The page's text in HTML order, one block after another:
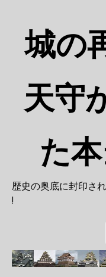
城の
天守
た
歴史の奥底に封印さ
!
コンテンツへ移動